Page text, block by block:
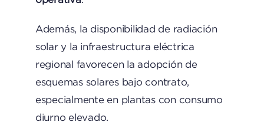
Además, la disponibilidad de radiación
solar y la infraestructura eléctrica
regional favorecen la adopción de
esquemas solares bajo contrato,
especialmente en plantas con consumo
diurno elevado.